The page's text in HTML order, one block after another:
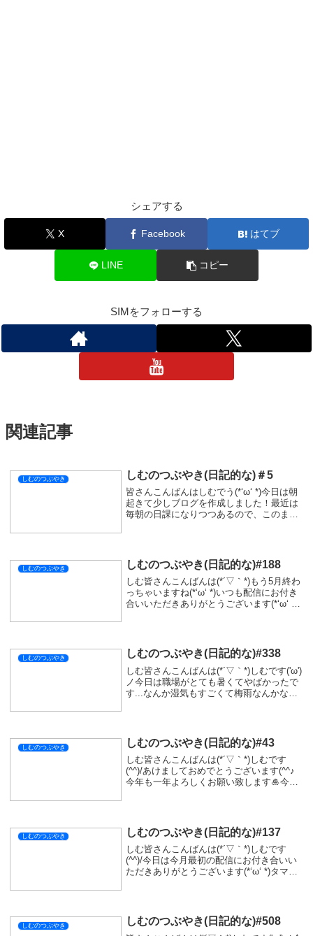
シェアする
X Facebook はてブ
LINE コピー
SIMをフォローする
関連記事
しむのつぶやき しむのつぶやき(日記的な)＃5
皆さんこんばんはしむでう(*‘ω‘ *)今日は朝
起きて少しブログを作成しました！最近は
毎朝の日課になりつつあるので、このまま
しむのつぶやき しむのつぶやき(日記的な)#188
しむ皆さんこんばんは(*´▽｀*)もう5月終わ
っちゃいますね(*‘ω‘ *)いつも配信にお付き
合いいただきありがとうございます(*‘ω‘ *)
しむのつぶやき しむのつぶやき(日記的な)#338
しむ皆さんこんばんは(*´▽｀*)しむです('ω')
ノ今日は職場がとても暑くてやばかったで
す...なんか湿気もすごくて梅雨なんかなっ
しむのつぶやき しむのつぶやき(日記的な)#43
しむ皆さんこんばんは(*´▽｀*)しむです
(^^)/あけましておめでとうございます(^^♪
今年も一年よろしくお願い致します🎍今日
しむのつぶやき しむのつぶやき(日記的な)#137
しむ皆さんこんばんは(*´▽｀*)しむです
(^^)/今日は今月最初の配信にお付き合いい
ただきありがとうございます(*‘ω‘ *)タマミ
しむのつぶやき しむのつぶやき(日記的な)#508